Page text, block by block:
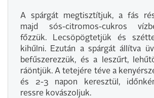
A spárgát megtisztítjuk, a fás
majd sós-citromos-cukros
főzzük. Lecsöpögtetjük és
kihűlni. Ezután a spárgát állítva
befűszerezzük, és a leszűrt,
ráöntjük. A tetejére téve a
és 2-3 napon keresztül,
ressre kovászoljuk.